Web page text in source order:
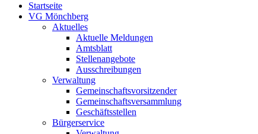
Startseite
VG Mönchberg
Aktuelles
Aktuelle Meldungen
Amtsblatt
Stellenangebote
Ausschreibungen
Verwaltung
Gemeinschaftsvorsitzender
Gemeinschaftsversammlung
Geschäftsstellen
Bürgerservice